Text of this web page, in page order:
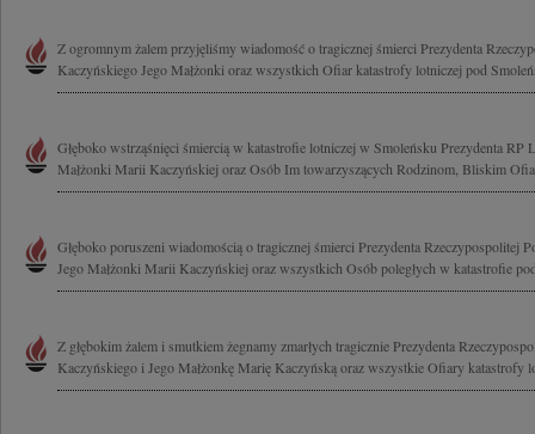
Z ogromnym żalem przyjęliśmy wiadomość o tragicznej śmierci Prezydenta
Kaczyńskiego Jego Małżonki oraz wszystkich Ofiar katastrofy lotniczej pod
Głęboko wstrząśnięci śmiercią w katastrofie lotniczej w Smoleńsku Prezydenta RP
Małżonki Marii Kaczyńskiej oraz Osób Im towarzyszących Rodzinom, Bliskim
Głęboko poruszeni wiadomością o tragicznej śmierci Prezydenta Rzeczypospolitej
Jego Małżonki Marii Kaczyńskiej oraz wszystkich Osób poległych w katastrofie
Z głębokim żalem i smutkiem żegnamy zmarłych tragicznie Prezydenta
Kaczyńskiego i Jego Małżonkę Marię Kaczyńską oraz wszystkie Ofiary katastrofy